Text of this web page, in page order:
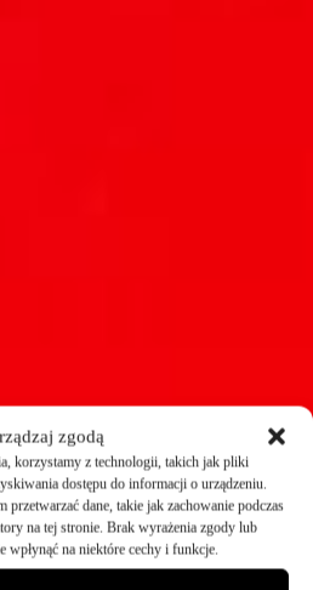
zgodą
korzystamy z technologii, takich jak pliki
dostępu do informacji o urządzeniu.
przetwarzać dane, takie jak zachowanie podczas
na tej stronie. Brak wyrażenia zgody lub
na niektóre cechy i funkcje.